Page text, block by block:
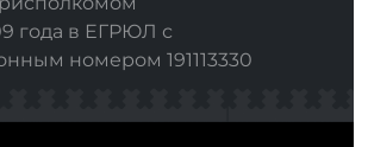
года в ЕГРЮЛ с
номером 191113330